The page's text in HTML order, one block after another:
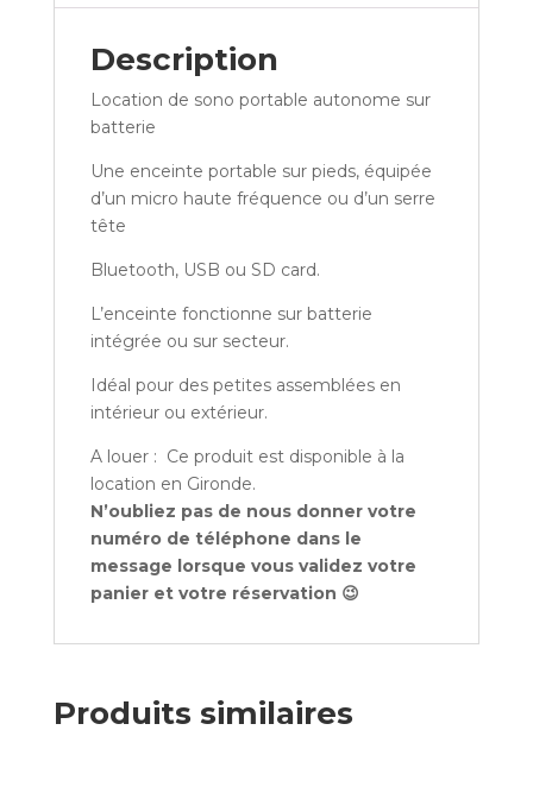
Description
Location de sono portable autonome sur
batterie
Une enceinte portable sur pieds, équipée
d’un micro haute fréquence ou d’un serre
tête
Bluetooth, USB ou SD card.
L’enceinte fonctionne sur batterie
intégrée ou sur secteur.
Idéal pour des petites assemblées en
intérieur ou extérieur.
A louer : Ce produit est disponible à la
location en Gironde.
N’oubliez pas de nous donner votre
numéro de téléphone dans le
message lorsque vous validez votre
panier et votre réservation 😉
Produits similaires